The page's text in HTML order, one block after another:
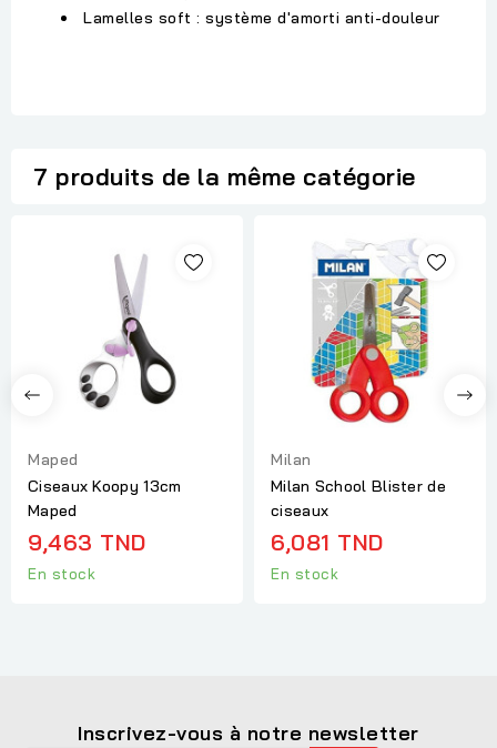
Lamelles soft : système d'amorti anti-douleur
7 produits de la même catégorie
Maped
Ciseaux Koopy 13cm
Maped
9,463 TND
En stock
Milan
Milan School Blister de
ciseaux
6,081 TND
En stock
Inscrivez-vous à notre newsletter